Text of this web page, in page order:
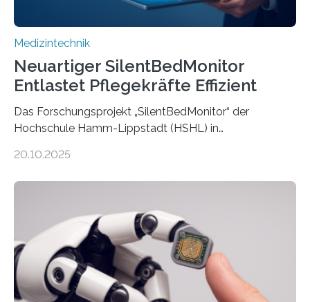
Medizintechnik
Neuartiger SilentBedMonitor
Entlastet Pflegekräfte Effizient
Das Forschungsprojekt „SilentBedMonitor“ der
Hochschule Hamm-Lippstadt (HSHL) in
auf Personen ab, die bettlägerig sind oder in ihrer
Entwicklung der Sensorik und Datenübertragung. Die
HSHL verantwortet die wissenschaftliche Begleitung
sowie die KI-gestützte Datenauswertung. Das Ziel ist
die Entwicklung eines berührungslosen
Assistenzsystems, das den Zustand der Person
kontinuierlich erfasst, pflegende Personen unterstützt
20.10.2025